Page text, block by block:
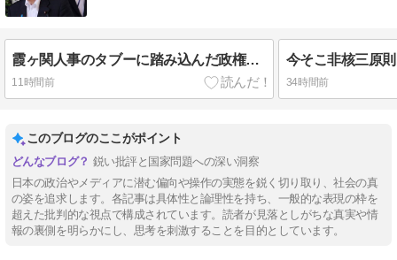
霞ヶ関人事のタブーに踏み込んだ政権の本気度――一松更迭が語る「政治手動」と「民意」の重み
11時間前 34時間前
このブログのここがポイント
鋭い批評と国家問題への深い洞察
日本の政治やメディアに潜む偏向や操作の実態を鋭く切り取り、社会の真
の姿を追求します。各記事は具体性と論理性を持ち、一般的な表現の枠を
超えた批判的な視点で構成されています。読者が見落としがちな真実や情
報の裏側を明らかにし、思考を刺激することを目的としています。